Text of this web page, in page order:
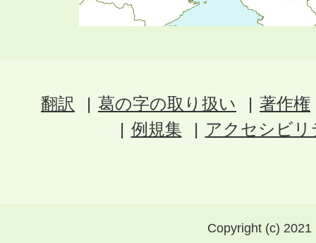
翻訳 葛の字の取り扱い
著作権
例規集
アクセシビ
Copyright (c)